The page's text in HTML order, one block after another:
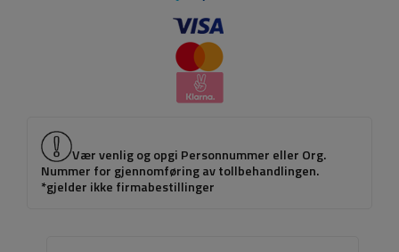
Vær venlig og opgi Personnummer eller Org.
Nummer for gjennomføring av tollbehandlingen.
*gjelder ikke firmabestillinger